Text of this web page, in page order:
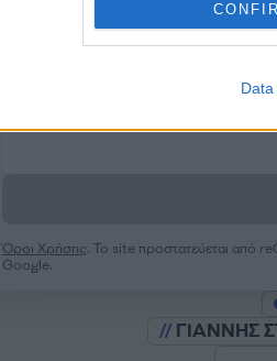
Όροι Χρήσης. Το site προστατεύεται από
Google.
ΓΙΑΝΝΗΣ